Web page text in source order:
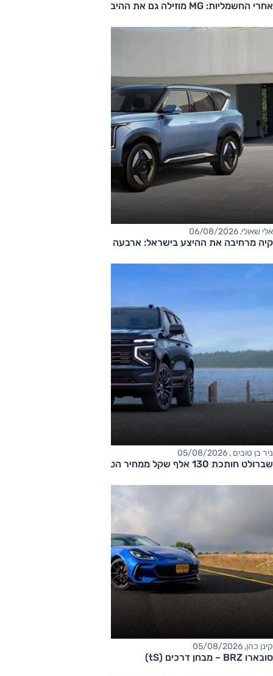
אחרי החשמליות: MG מוזילה גם את ההיברידיות
אלי שאולי, 06/08/2026
קיה מרחיבה את ההיצע בישראל: ארבעה דגמים חדשים בדרך
ניר בן טובים , 05/08/2026
שברולט חותכת 130 אלף שקל ממחיר הטאהו
קינן כהן, 05/08/2026
סובארו BRZ – מבחן דרכים (tS)